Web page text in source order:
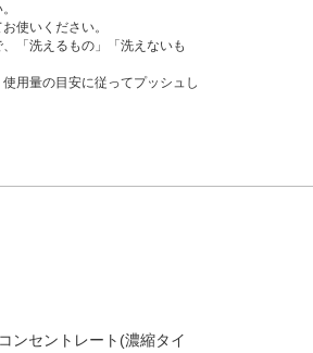
使いください。
「洗えるもの」「洗えないも
用量の目安に従ってプッシュし
ンセントレート(濃縮タイ